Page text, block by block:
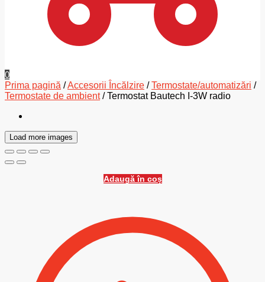
0
Prima pagină /Accesorii Încălzire /Termostate/automatizări /
Termostate de ambient/Termostat Bautech I-3W radio
Load more images
Adaugă în coș